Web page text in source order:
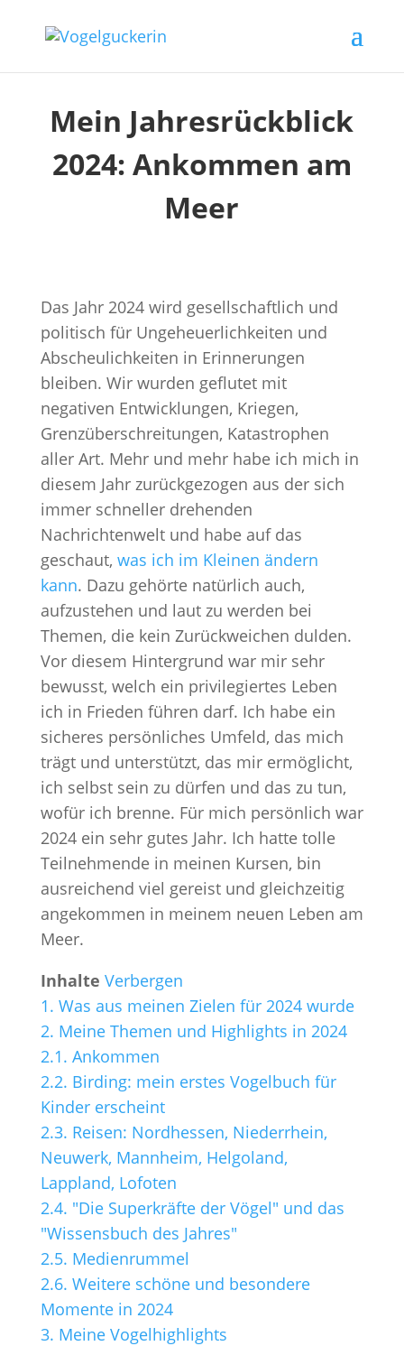
Mein Jahresrückblick
2024: Ankommen am
Meer
Das Jahr 2024 wird gesellschaftlich und
politisch für Ungeheuerlichkeiten und
Abscheulichkeiten in Erinnerungen
bleiben. Wir wurden geflutet mit
negativen Entwicklungen, Kriegen,
Grenzüberschreitungen, Katastrophen
aller Art. Mehr und mehr habe ich mich in
diesem Jahr zurückgezogen aus der sich
immer schneller drehenden
Nachrichtenwelt und habe auf das
geschaut, was ich im Kleinen ändern
kann. Dazu gehörte natürlich auch,
aufzustehen und laut zu werden bei
Themen, die kein Zurückweichen dulden.
Vor diesem Hintergrund war mir sehr
bewusst, welch ein privilegiertes Leben
ich in Frieden führen darf. Ich habe ein
sicheres persönliches Umfeld, das mich
trägt und unterstützt, das mir ermöglicht,
ich selbst sein zu dürfen und das zu tun,
wofür ich brenne. Für mich persönlich war
2024 ein sehr gutes Jahr. Ich hatte tolle
Teilnehmende in meinen Kursen, bin
ausreichend viel gereist und gleichzeitig
angekommen in meinem neuen Leben am
Meer.
Inhalte Verbergen
1. Was aus meinen Zielen für 2024 wurde
2. Meine Themen und Highlights in 2024
2.1. Ankommen
2.2. Birding: mein erstes Vogelbuch für
Kinder erscheint
2.3. Reisen: Nordhessen, Niederrhein,
Neuwerk, Mannheim, Helgoland,
Lappland, Lofoten
2.4. "Die Superkräfte der Vögel" und das
"Wissensbuch des Jahres"
2.5. Medienrummel
2.6. Weitere schöne und besondere
Momente in 2024
3. Meine Vogelhighlights